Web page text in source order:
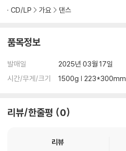
CD/LP 가요 댄스
품목정보
발매일
2025년 03월 17일
시간/무게/크기
1500g | 223*300mm
리뷰/한줄평 0
리뷰